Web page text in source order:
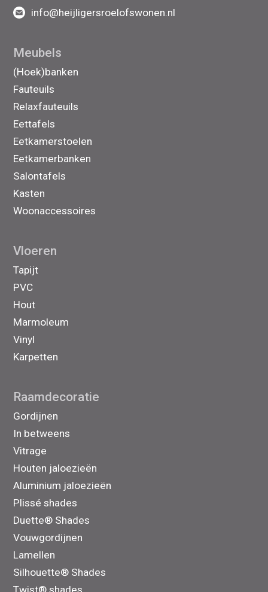
info@heijligersroelofswonen.nl
Meubels
(Hoek)banken
Fauteuils
Relaxfauteuils
Eettafels
Eetkamerstoelen
Eetkamerbanken
Salontafels
Kasten
Woonaccessoires
Vloeren
Tapijt
PVC
Hout
Marmoleum
Vinyl
Karpetten
Raamdecoratie
Gordijnen
In betweens
Vitrage
Houten jaloezieën
Aluminium jaloezieën
Plissé shades
Duette® Shades
Vouwgordijnen
Lamellen
Silhouette® Shades
Twist® shades